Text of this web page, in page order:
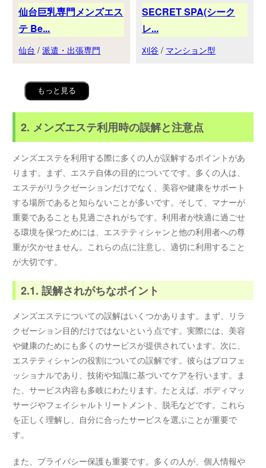
仙台巨乳専門メンズエス
テ Be...
仙台 /派遣・出張専門
SECRET SPA(シーク
レ...
刈谷 / マンション型
もっと見る
2. メンズエステ利用時の誤解と注意点
メンズエステを利用する際に多くの人が誤解するポイントがあ
ります。まず、エステ自体の目的についてです。多くの人は、
エステがリラクゼーションだけでなく、美容や健康をサポート
する場所であると知らないことが多いです。そして、マナーが
重要であることも見過ごされがちです。利用者が快適に過ごせ
る環境を保つためには、エステティシャンと他の利用者への尊
重が欠かせません。これらの点に注意し、適切に利用すること
が大切です。
2.1. 誤解されがちなポイント
メンズエステについての誤解はいくつかあります。まず、リラ
クゼーション目的だけではないという点です。実際には、美容
や健康のためにも多くのサービスが提供されています。次に、
エステティシャンの役割についての誤解です。彼らはプロフェ
ッショナルであり、技術や知識に基づいてケアを行います。ま
た、サービス内容も多岐にわたります。たとえば、ボディマッ
サージやフェイシャルトリートメント、脱毛などです。これら
を正しく理解し、自分に合ったサービスを選ぶことが重要で
す。
また、プライバシー保護も重要です。多くの人が、個人情報や